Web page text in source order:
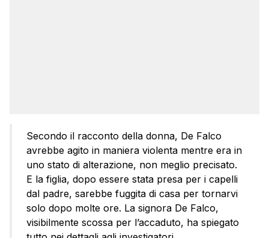
Secondo il racconto della donna, De Falco
avrebbe agito in maniera violenta mentre era in
uno stato di alterazione, non meglio precisato.
E la figlia, dopo essere stata presa per i capelli
dal padre, sarebbe fuggita di casa per tornarvi
solo dopo molte ore. La signora De Falco,
visibilmente scossa per l’accaduto, ha spiegato